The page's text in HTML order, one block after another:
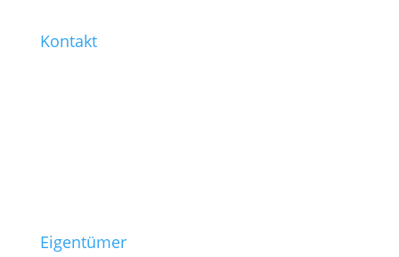
Kontakt
Eigentümer